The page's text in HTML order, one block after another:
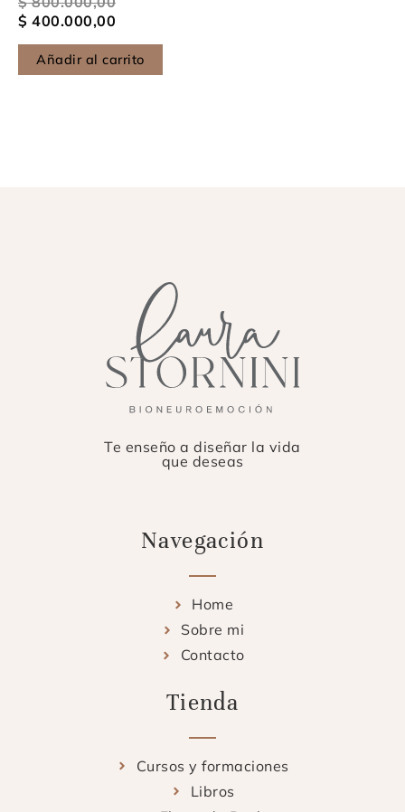
$ 400.000,00
Añadir al carrito
Te enseño a diseñar la vida
que deseas
Navegación
Home
Sobre mi
Contacto
Tienda
Cursos y formaciones
Libros